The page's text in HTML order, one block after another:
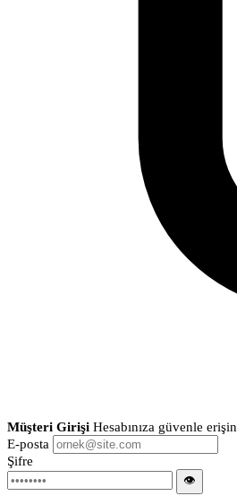
Müşteri Girişi Hesabınıza güvenle erişin
E-posta
Şifre
👁